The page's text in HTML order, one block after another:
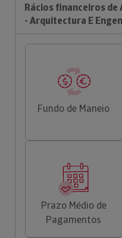
Rácios financeiros
- Arquitectura E
Fundo de Maneio
Prazo Médio de
Pagamentos